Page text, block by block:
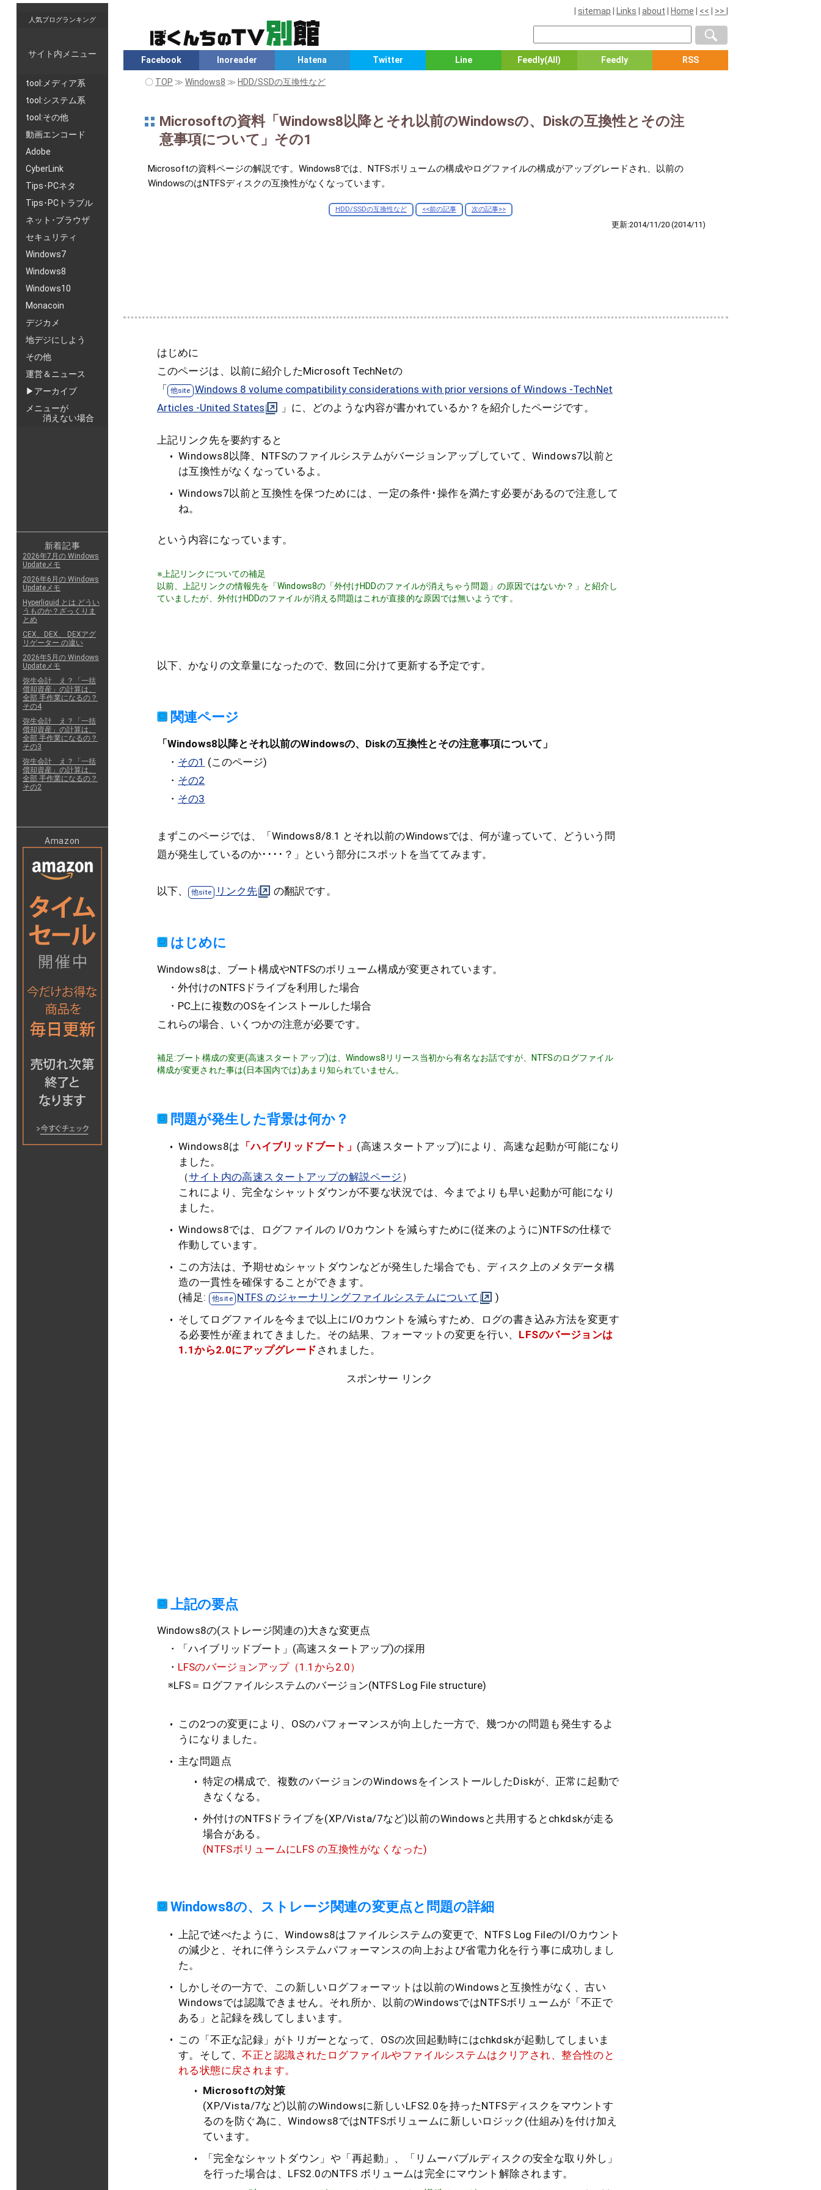
人気ブログランキング
サイト内メニュー
tool:メディア系
tool:システム系
tool:その他
動画エンコード
Adobe
CyberLink
Tips･PCネタ
Tips･PCトラブル
ネット･ブラウザ
セキュリティ
Windows7
Windows8
Windows10
Monacoin
デジカメ
地デジにしよう
その他
運営＆ニュース
▶アーカイブ
メニューが
消えない場合
sitemap Links about Home << >>
Facebook Inoreader Hatena Twitter Line Feedly(All) Feedly RSS
〇 TOP ≫ Windows8 ≫ HDD/SSDの互換性など
Microsoftの資料「Windows8以降とそれ以前のWindowsの、Diskの互換性とその注
意事項について」その1
Microsoftの資料ページの解説です。Windows8では、NTFSボリュームの構成やログファイルの構成がアップグレードされ、以前の
WindowsのはNTFSディスクの互換性がなくなっています。
HDD/SSDの互換性など <<前の記事 次の記事>>
更新:2014/11/20 (2014/11)
はじめに
このページは、以前に紹介したMicrosoft TechNetの
「
Windows 8 volume compatibility considerations with prior versions of Windows -TechNet
Articles -United States
」に、どのような内容が書かれているか？を紹介したページです。
上記リンク先を要約すると
Windows8以降、NTFSのファイルシステムがバージョンアップしていて、Windows7以前と
は互換性がなくなっているよ。
Windows7以前と互換性を保つためには、一定の条件･操作を満たす必要があるので注意して
ね。
という内容になっています。
※上記リンクについての補足
以前、上記リンクの情報先を「Windows8の「外付けHDDのファイルが消えちゃう問題」の原因ではないか？」と紹介し
ていましたが、外付けHDDのファイルが消える問題はこれが直接的な原因では無いようです。
以下、かなりの文章量になったので、数回に分けて更新する予定です。
関連ページ
「Windows8以降とそれ以前のWindowsの、Diskの互換性とその注意事項について」
・ その1 (このページ)
・ その2
・ その3
まずこのページでは、「Windows8/8.1 とそれ以前のWindowsでは、何が違っていて、どういう問
題が発生しているのか････？」という部分にスポットを当ててみます。
以下、 リンク先 の翻訳です。
はじめに
Windows8は、ブート構成やNTFSのボリューム構成が変更されています。
・外付けのNTFSドライブを利用した場合
・PC上に複数のOSをインストールした場合
これらの場合、いくつかの注意が必要です。
補足:ブート構成の変更(高速スタートアップ)は、Windows8リリース当初から有名なお話ですが、NTFSのログファイル
構成が変更された事は(日本国内では)あまり知られていません。
問題が発生した背景は何か？
Windows8は 「ハイブリッドブート」 (高速スタートアップ)により、高速な起動が可能になり
ました。
（サイト内の高速スタートアップの解説ページ ）
これにより、完全なシャットダウンが不要な状況では、今までよりも早い起動が可能になり
ました。
Windows8では、ログファイルの I/Oカウントを減らすために(従来のように)NTFSの仕様で
作動しています。
この方法は、予期せぬシャットダウンなどが発生した場合でも、ディスク上のメタデータ構
造の一貫性を確保することができます。
(補足:
NTFS のジャーナリングファイルシステムについて
)
そしてログファイルを今まで以上にI/Oカウントを減らすため、ログの書き込み方法を変更す
る必要性が産まれてきました。その結果、フォーマットの変更を行い、 LFSのバージョンは
1.1から2.0にアップグレード されました。
スポンサー リンク
上記の要点
Windows8の(ストレージ関連の)大きな変更点
・「ハイブリッドブート」(高速スタートアップ)の採用
・ LFSのバージョンアップ（1.1から2.0）
※LFS＝ログファイルシステムのバージョン(NTFS Log File structure)
この2つの変更により、OSのパフォーマンスが向上した一方で、幾つかの問題も発生するよ
うになりました。
主な問題点
特定の構成で、複数のバージョンのWindowsをインストールしたDiskが、正常に起動で
きなくなる。
外付けのNTFSドライブを(XP/Vista/7など)以前のWindowsと共用するとchkdskが走る
場合がある。
(NTFSボリュームにLFS の互換性がなくなった)
Windows8の、ストレージ関連の変更点と問題の詳細
上記で述べたように、Windows8はファイルシステムの変更で、NTFS Log FileのI/Oカウント
の減少と、それに伴うシステムパフォーマンスの向上および省電力化を行う事に成功しまし
た。
しかしその一方で、この新しいログフォーマットは以前のWindowsと互換性がなく、古い
Windowsでは認識できません。それ所か、以前のWindowsではNTFSボリュームが「不正で
ある」と記録を残してしまいます。
この「不正な記録」がトリガーとなって、OSの次回起動時にはchkdskが起動してしまいま
す。そして、不正と認識されたログファイルやファイルシステムはクリアされ、整合性のと
れる状態に戻されます。
Microsoftの対策
(XP/Vista/7など)以前のWindowsに新しいLFS2.0を持ったNTFSディスクをマウントす
るのを防ぐ為に、Windows8ではNTFSボリュームに新しいロジック(仕組み)を付け加え
ています。
「完全なシャットダウン」や「再起動」、「リムーバブルディスクの安全な取り外し」
を行った場合は、LFS2.0のNTFS ボリュームは完全にマウント解除されます。
新着記事
2026年7月の Windows
Updateメモ
2026年6月の Windows
Updateメモ
Hyperliquid とは どうい
うものか？ざっくりま
とめ
CEX、DEX、 DEXアグ
リゲーター の違い
2026年5月の Windows
Updateメモ
弥生会計 え？「一括
償却資産」の計算は、
全部 手作業になるの？
その4
弥生会計 え？「一括
償却資産」の計算は、
全部 手作業になるの？
その3
弥生会計 え？「一括
償却資産」の計算は、
全部 手作業になるの？
その2
Amazon